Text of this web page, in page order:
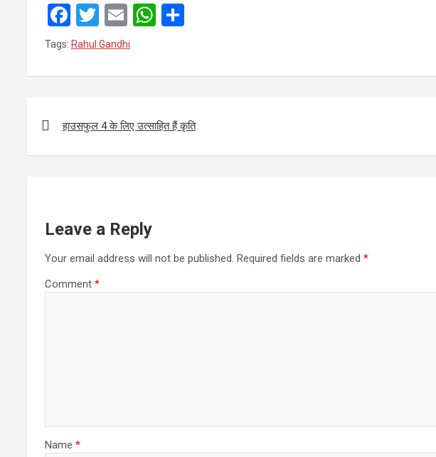
F
a
b
o
k
T
wi
er
E
m
W
s
p
p
e
Tags: Rahul Gandhi
navigation
हाउसफुल 4 के लिए उत्साहित हैं कृति
Leave a Reply
Your email address will not be published. Required fields are marked *
Comment *
Name *